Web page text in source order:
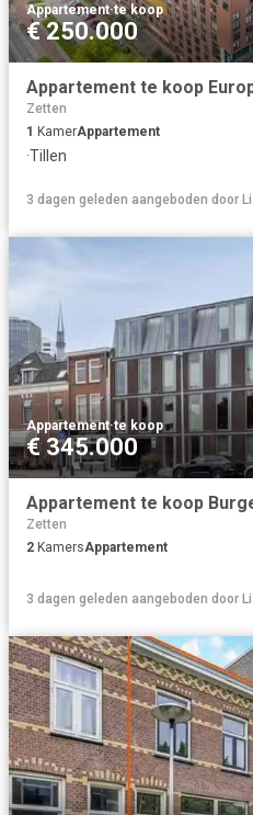
Appartement·te koop
€ 250.000
Zetten
1 KamerAppartement
·Tillen
3 dagen geleden aangeboden door
Appartement·te koop
€ 345.000
Zetten
2 KamersAppartement
3 dagen geleden aangeboden door